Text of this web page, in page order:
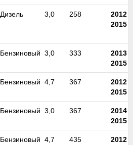
Дизель 3,0 258 2012
2015
Бензиновый 3,0 333 2013
2015
Бензиновый 4,7 367 2012
2015
Бензиновый 3,0 367 2014
2015
Бензиновый 4,7 435 2012